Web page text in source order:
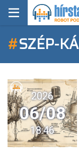
KEZDŐLAP
FRISS HÍREK
TECH HÍREK
FILM-ZENE-
PLAYLIST
#SZÉP-
2026
06/08
18:46